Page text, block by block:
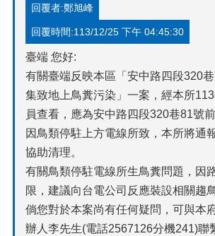
回覆者:鄭旭峰
回覆時間:113/12/25 下午 04:45:30
臺端 您好:
有關臺端反映本區「安中路四段320
集致地上鳥糞污染」一案，經本所
員查看，應為安中路四段320巷81號
因鳥類停駐上方電線所致，本所將通
協助清理。
有關鳥類停駐電線所生鳥糞問題，因
限，建議向台電公司反應裝設相關趨
倘您對於本案尚有任何疑問，可與本
辦人李先生(電話2567126分機241)聯